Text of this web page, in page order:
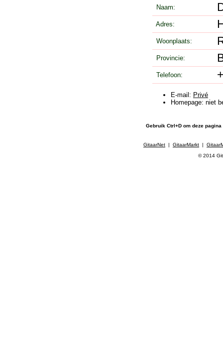
Naam:
Adres:
Woonplaats:
Provincie:
Telefoon:
E-mail: Privé
Homepage: niet
Gebruik Ctrl+D om deze
GitaarNet | GitaarMarkt |
© 2014